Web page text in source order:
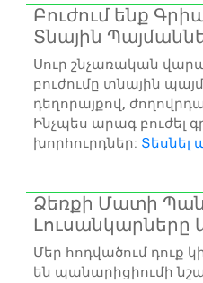
Բուժում ենք
Տնային
Սուր շնչառական
բուժումը տնային
դեղորայքով,
Ինչպես արագ բուժել
խորհուրդներ: Տեսնել
Ձեռքի Մատի
Լուսանկարները
Մեր հոդվածում դուք
են պանարիցիումի